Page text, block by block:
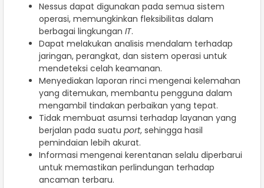
Nessus dapat digunakan pada semua sistem
operasi, memungkinkan fleksibilitas dalam
berbagai lingkungan IT.
Dapat melakukan analisis mendalam terhadap
jaringan, perangkat, dan sistem operasi untuk
mendeteksi celah keamanan.
Menyediakan laporan rinci mengenai kelemahan
yang ditemukan, membantu pengguna dalam
mengambil tindakan perbaikan yang tepat.
Tidak membuat asumsi terhadap layanan yang
berjalan pada suatu port, sehingga hasil
pemindaian lebih akurat.
Informasi mengenai kerentanan selalu diperbarui
untuk memastikan perlindungan terhadap
ancaman terbaru.